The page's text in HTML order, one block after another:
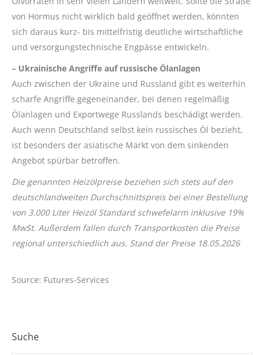
von Hormus nicht wirklich bald geöffnet werden, könnten
sich daraus kurz- bis mittelfristig deutliche wirtschaftliche
und versorgungstechnische Engpässe entwickeln.
– Ukrainische Angriffe auf russische Ölanlagen
Auch zwischen der Ukraine und Russland gibt es weiterhin
scharfe Angriffe gegeneinander, bei denen regelmäßig
Ölanlagen und Exportwege Russlands beschädigt werden.
Auch wenn Deutschland selbst kein russisches Öl bezieht,
ist besonders der asiatische Markt von dem sinkenden
Angebot spürbar betroffen.
Die genannten Heizölpreise beziehen sich stets auf den
deutschlandweiten Durchschnittspreis bei einer Bestellung
von 3.000 Liter Heizöl Standard schwefelarm inklusive 19%
MwSt. Außerdem fallen durch Transportkosten die Preise
regional unterschiedlich aus. Stand der Preise 18.05.2026
Source: Futures-Services
Suche